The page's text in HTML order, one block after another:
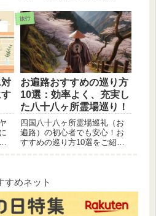
して物語に込められた深いテ
ーマ性をコラム形式で徹底解
説します。
フ
旅行
お遍路おすすめの巡り方
10選：効率よく、充実し
た八十八ヶ所霊場巡り！
四国八十八ヶ所霊場巡礼（お
遍路）の初心者でも安心！お
すすめの巡り方10選をご紹介
すめネット